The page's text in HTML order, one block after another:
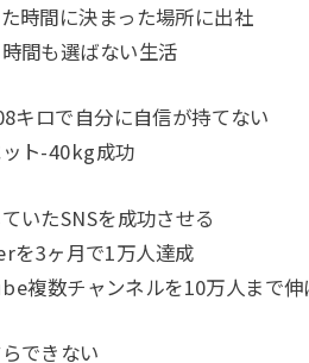
た時間に決まった場所に出社
間も選ばない生活
キロで自分に自信が持てない
ト-40kg成功
いたSNSを成功させる
3ヶ月で1万人達成
複数チャンネルを10万人まで伸
できない